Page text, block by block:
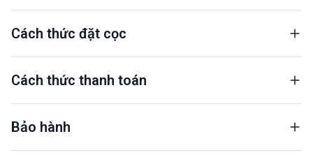
Cách thức đặt cọc
Cách thức thanh toán
Bảo hành